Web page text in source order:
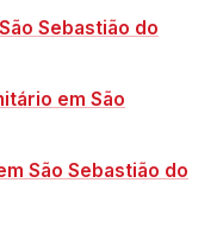
Sebastião do
em São
São Sebastião do